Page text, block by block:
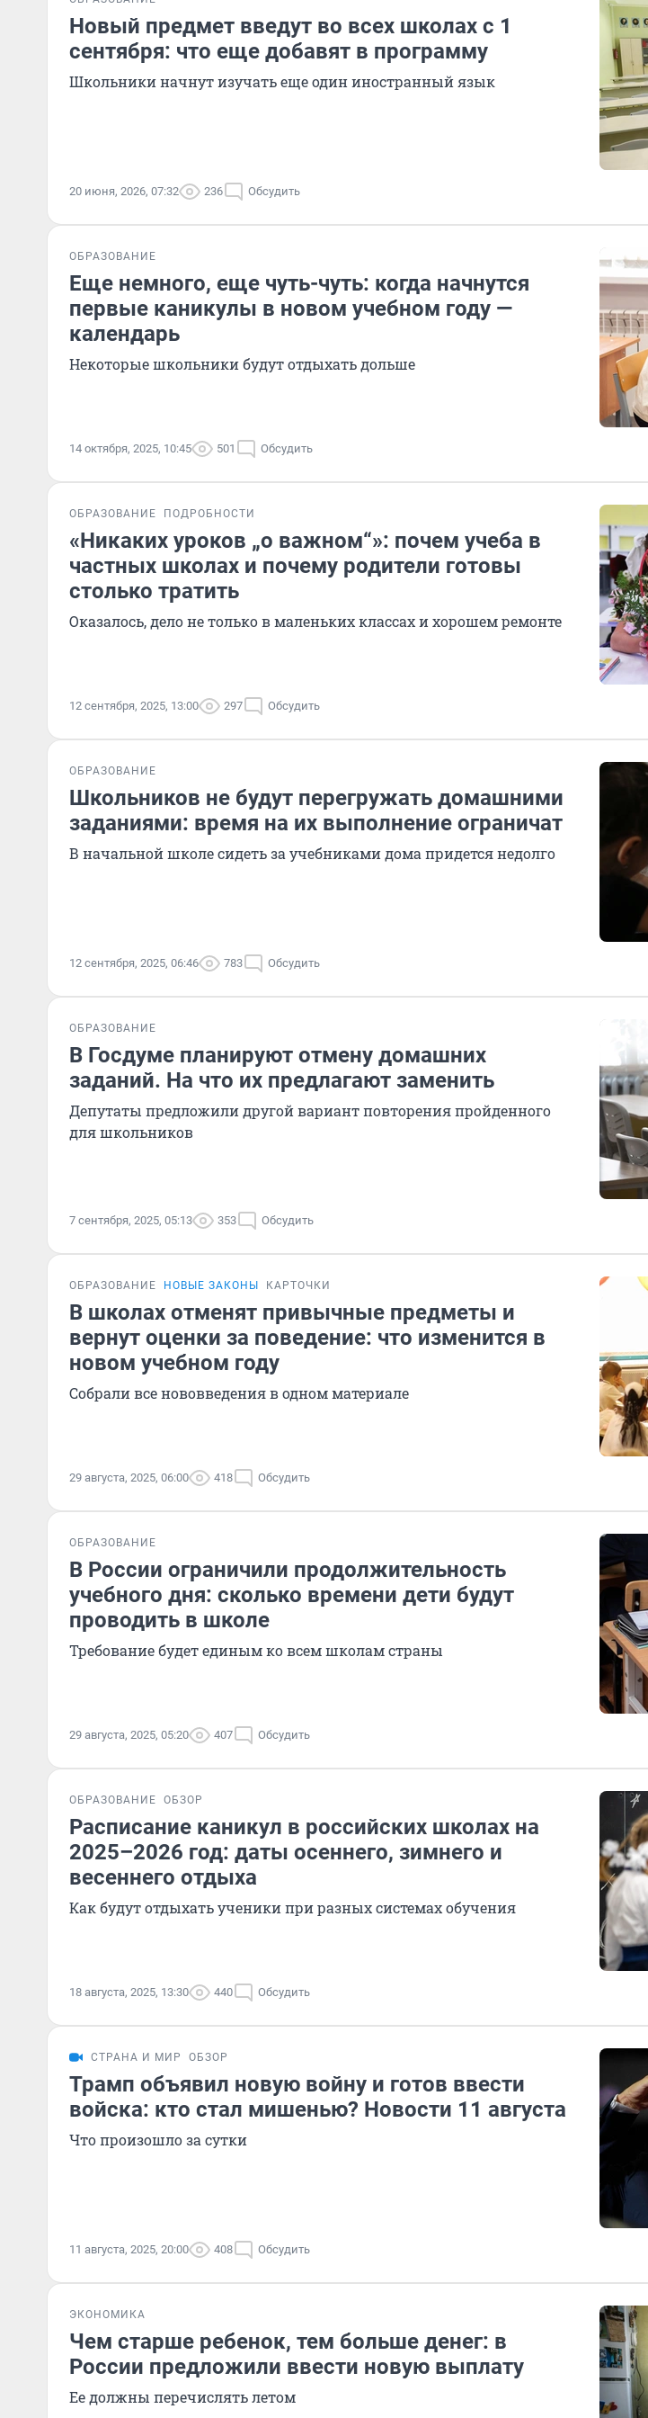
Новый предмет введут во всех школах с 1
сентября: что еще добавят в программу
Школьники начнут изучать еще один иностранный язык
20 июня, 2026, 07:32 236 Обсудить
ОБРАЗОВАНИЕ
Еще немного, еще чуть-чуть: когда начнутся
первые каникулы в новом учебном году —
календарь
Некоторые школьники будут отдыхать дольше
14 октября, 2025, 10:45 501 Обсудить
ОБРАЗОВАНИЕ ПОДРОБНОСТИ
«Никаких уроков „о важном“»: почем учеба в
частных школах и почему родители готовы
столько тратить
Оказалось, дело не только в маленьких классах и хорошем ремонте
12 сентября, 2025, 13:00 297 Обсудить
ОБРАЗОВАНИЕ
Школьников не будут перегружать домашними
заданиями: время на их выполнение ограничат
В начальной школе сидеть за учебниками дома придется недолго
12 сентября, 2025, 06:46 783 Обсудить
ОБРАЗОВАНИЕ
В Госдуме планируют отмену домашних
заданий. На что их предлагают заменить
Депутаты предложили другой вариант повторения пройденного
для школьников
7 сентября, 2025, 05:13 353 Обсудить
ОБРАЗОВАНИЕ НОВЫЕ ЗАКОНЫ КАРТОЧКИ
В школах отменят привычные предметы и
вернут оценки за поведение: что изменится в
новом учебном году
Собрали все нововведения в одном материале
29 августа, 2025, 06:00 418 Обсудить
ОБРАЗОВАНИЕ
В России ограничили продолжительность
учебного дня: сколько времени дети будут
проводить в школе
Требование будет единым ко всем школам страны
29 августа, 2025, 05:20 407 Обсудить
ОБРАЗОВАНИЕ ОБЗОР
Расписание каникул в российских школах на
2025–2026 год: даты осеннего, зимнего и
весеннего отдыха
Как будут отдыхать ученики при разных системах обучения
18 августа, 2025, 13:30 440 Обсудить
СТРАНА И МИР ОБЗОР
Трамп объявил новую войну и готов ввести
войска: кто стал мишенью? Новости 11 августа
Что произошло за сутки
11 августа, 2025, 20:00 408 Обсудить
ЭКОНОМИКА
Чем старше ребенок, тем больше денег: в
России предложили ввести новую выплату
Ее должны перечислять летом